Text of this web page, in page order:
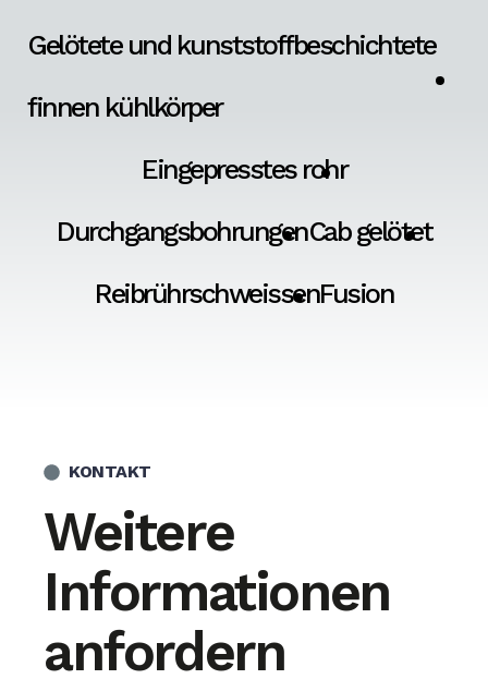
Gelötete und kunststoffbeschichtete
finnen kühlkörper
Eingepresstes rohr
DurchgangsbohrungenCab gelötet
ReibrührschweissenFusion
KONTAKT
Weitere
Informationen
anfordern